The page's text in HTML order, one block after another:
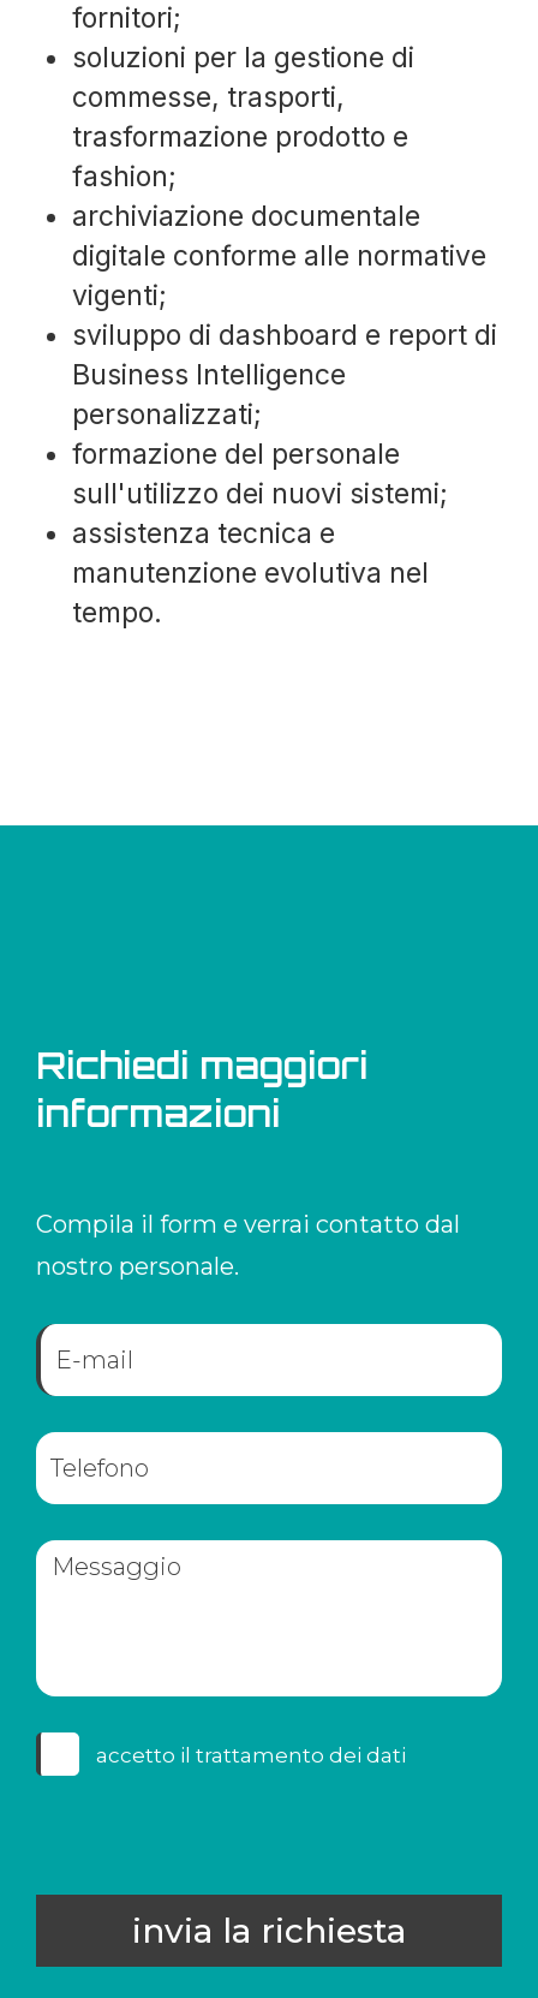
fornitori;
soluzioni per la gestione di
commesse, trasporti,
trasformazione prodotto e
fashion;
archiviazione documentale
digitale conforme alle normative
vigenti;
sviluppo di dashboard e report di
Business Intelligence
personalizzati;
formazione del personale
sull'utilizzo dei nuovi sistemi;
assistenza tecnica e
manutenzione evolutiva nel
tempo.
Richiedi maggiori
informazioni
Compila il form e verrai contatto dal
nostro personale.
accetto il trattamento dei dati
invia la richiesta